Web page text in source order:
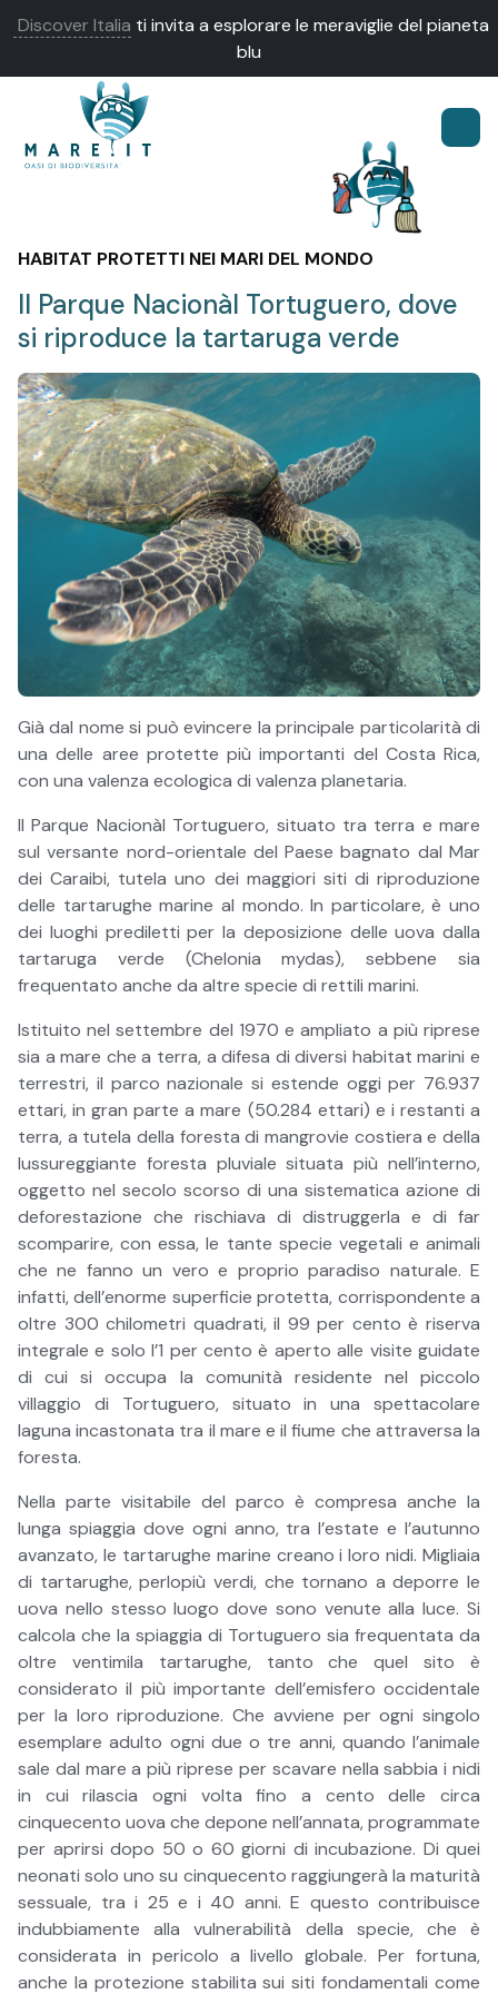
Discover Italia ti invita a esplorare le meraviglie del pianeta
blu
HABITAT PROTETTI NEI MARI DEL MONDO
Il Parque Nacionàl Tortuguero, dove
si riproduce la tartaruga verde
Già dal nome si può evincere la principale particolarità di
una delle aree protette più importanti del Costa Rica,
con una valenza ecologica di valenza planetaria.
Il Parque Nacionàl Tortuguero, situato tra terra e mare
sul versante nord-orientale del Paese bagnato dal Mar
dei Caraibi, tutela uno dei maggiori siti di riproduzione
delle tartarughe marine al mondo. In particolare, è uno
dei luoghi prediletti per la deposizione delle uova dalla
tartaruga verde (Chelonia mydas), sebbene sia
frequentato anche da altre specie di rettili marini.
Istituito nel settembre del 1970 e ampliato a più riprese
sia a mare che a terra, a difesa di diversi habitat marini e
terrestri, il parco nazionale si estende oggi per 76.937
ettari, in gran parte a mare (50.284 ettari) e i restanti a
terra, a tutela della foresta di mangrovie costiera e della
lussureggiante foresta pluviale situata più nell’interno,
oggetto nel secolo scorso di una sistematica azione di
deforestazione che rischiava di distruggerla e di far
scomparire, con essa, le tante specie vegetali e animali
che ne fanno un vero e proprio paradiso naturale. E
infatti, dell’enorme superficie protetta, corrispondente a
oltre 300 chilometri quadrati, il 99 per cento è riserva
integrale e solo l’1 per cento è aperto alle visite guidate
di cui si occupa la comunità residente nel piccolo
villaggio di Tortuguero, situato in una spettacolare
laguna incastonata tra il mare e il fiume che attraversa la
foresta.
Nella parte visitabile del parco è compresa anche la
lunga spiaggia dove ogni anno, tra l’estate e l’autunno
avanzato, le tartarughe marine creano i loro nidi. Migliaia
di tartarughe, perlopiù verdi, che tornano a deporre le
uova nello stesso luogo dove sono venute alla luce. Si
calcola che la spiaggia di Tortuguero sia frequentata da
oltre ventimila tartarughe, tanto che quel sito è
considerato il più importante dell’emisfero occidentale
per la loro riproduzione. Che avviene per ogni singolo
esemplare adulto ogni due o tre anni, quando l’animale
sale dal mare a più riprese per scavare nella sabbia i nidi
in cui rilascia ogni volta fino a cento delle circa
cinquecento uova che depone nell’annata, programmate
per aprirsi dopo 50 o 60 giorni di incubazione. Di quei
neonati solo uno su cinquecento raggiungerà la maturità
sessuale, tra i 25 e i 40 anni. E questo contribuisce
indubbiamente alla vulnerabilità della specie, che è
considerata in pericolo a livello globale. Per fortuna,
anche la protezione stabilita sui siti fondamentali come